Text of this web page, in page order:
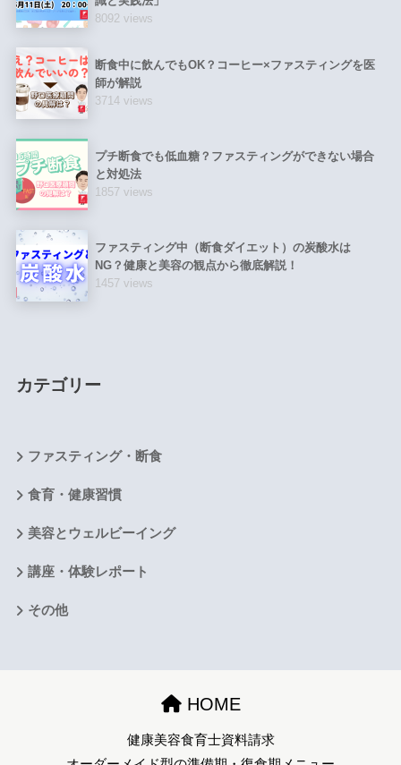
8092 views
断食中に飲んでもOK？コーヒー×ファスティングを医
師が解説
3714 views
プチ断食でも低血糖？ファスティングができない場合
と対処法
1857 views
ファスティング中（断食ダイエット）の炭酸水は
NG？健康と美容の観点から徹底解説！
1457 views
カテゴリー
ファスティング・断食
食育・健康習慣
美容とウェルビーイング
講座・体験レポート
その他
HOME
健康美容食育士資料請求